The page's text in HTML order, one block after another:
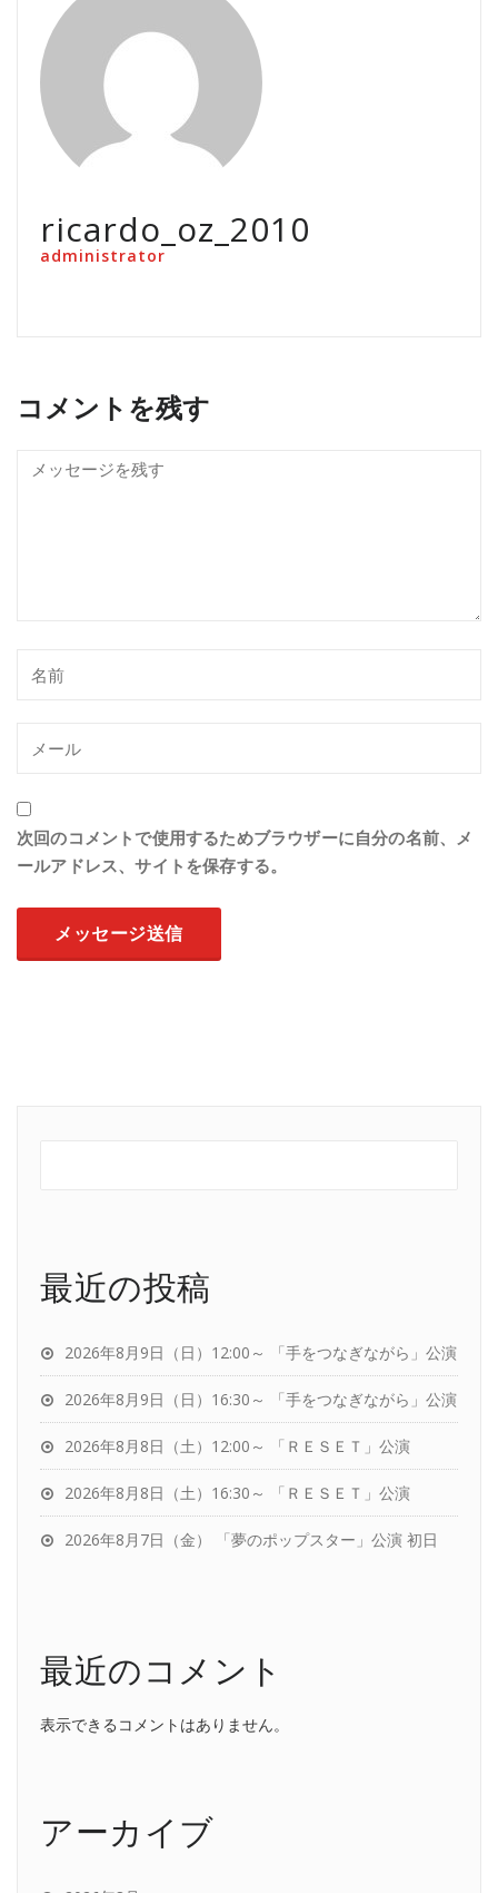
ricardo_oz_2010
administrator
コメントを残す
次回のコメントで使用するためブラウザーに自分の名前、メ
ールアドレス、サイトを保存する。
最近の投稿
2026年8月9日（日）12:00～ 「手をつなぎながら」公演
2026年8月9日（日）16:30～ 「手をつなぎながら」公演
2026年8月8日（土）12:00～ 「ＲＥＳＥＴ」公演
2026年8月8日（土）16:30～ 「ＲＥＳＥＴ」公演
2026年8月7日（金） 「夢のポップスター」公演 初日
最近のコメント
表示できるコメントはありません。
アーカイブ